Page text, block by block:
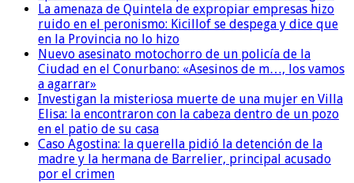
La amenaza de Quintela de expropiar empresas hizo
ruido en el peronismo: Kicillof se despega y dice que
en la Provincia no lo hizo
Nuevo asesinato motochorro de un policía de la
Ciudad en el Conurbano: «Asesinos de m…, los vamos
a agarrar»
Investigan la misteriosa muerte de una mujer en Villa
Elisa: la encontraron con la cabeza dentro de un pozo
en el patio de su casa
Caso Agostina: la querella pidió la detención de la
madre y la hermana de Barrelier, principal acusado
por el crimen